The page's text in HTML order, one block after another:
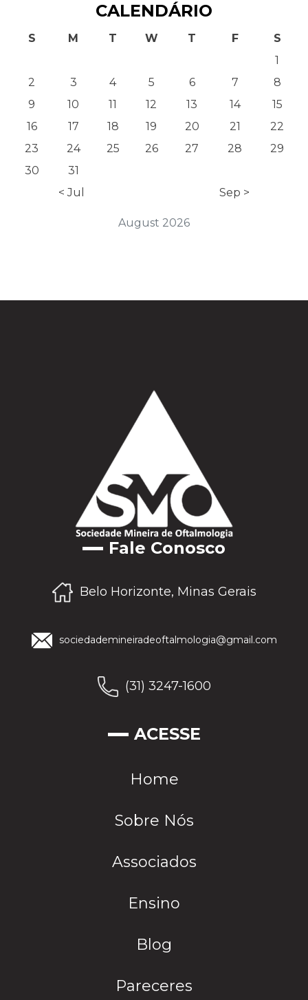
CALENDÁRIO
August 2026
S M T W T F
S
1
2
3 4 5 6 7
8
9
10 11 12 13 14
15
16
17 18 19 20 21
22
23
24 25 26 27 28
29
30
31
< Jul
Sep >
Fale Conosco
Belo Horizonte, Minas Gerais
sociedademineiradeoftalmologia@gmail.com
(31) 3247-1600
ACESSE
Home
Sobre Nós
Associados
Ensino
Blog
Pareceres